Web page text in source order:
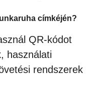
címkéjén?
QR-kódot
használati
rendszerek